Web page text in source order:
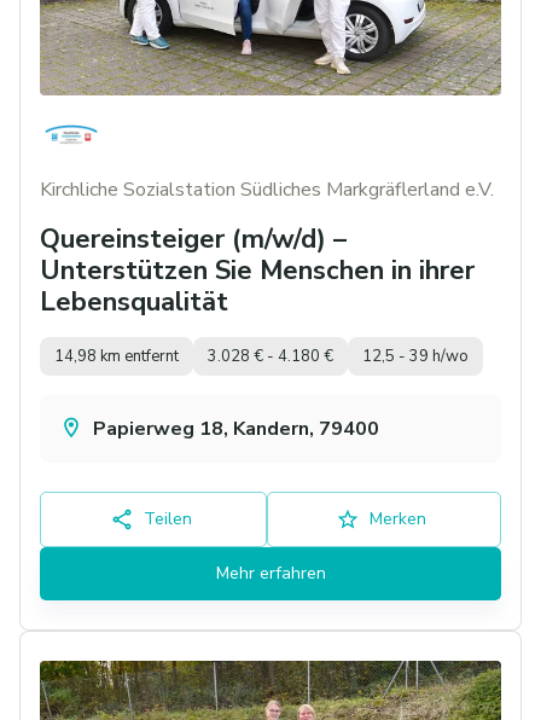
Kirchliche Sozialstation Südliches Markgräflerland e.V.
Quereinsteiger (m/w/d) –
Unterstützen Sie Menschen in ihrer
Lebensqualität
14,98 km entfernt 3.028 € - 4.180 € 12,5 - 39 h/wo
Papierweg 18, Kandern, 79400
Teilen Merken
Mehr erfahren